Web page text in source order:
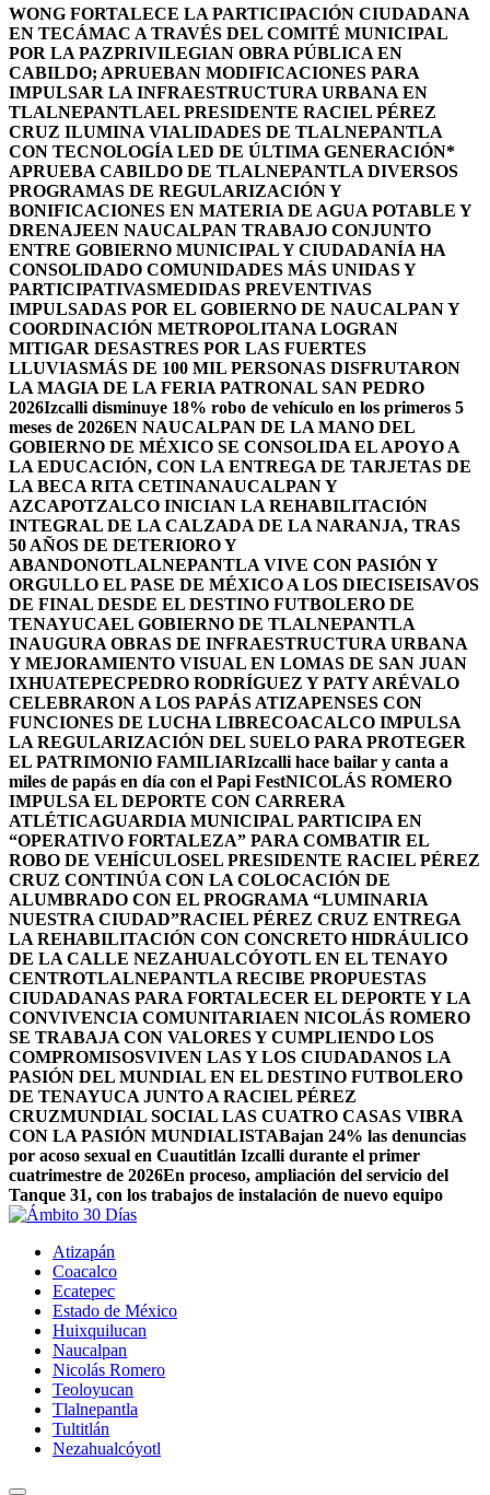
WONG FORTALECE LA PARTICIPACIÓN CIUDADANA
EN TECÁMAC A TRAVÉS DEL COMITÉ MUNICIPAL
POR LA PAZPRIVILEGIAN OBRA PÚBLICA EN
CABILDO; APRUEBAN MODIFICACIONES PARA
IMPULSAR LA INFRAESTRUCTURA URBANA EN
TLALNEPANTLAEL PRESIDENTE RACIEL PÉREZ
CRUZ ILUMINA VIALIDADES DE TLALNEPANTLA
CON TECNOLOGÍA LED DE ÚLTIMA GENERACIÓN*
APRUEBA CABILDO DE TLALNEPANTLA DIVERSOS
PROGRAMAS DE REGULARIZACIÓN Y
BONIFICACIONES EN MATERIA DE AGUA POTABLE Y
DRENAJEEN NAUCALPAN TRABAJO CONJUNTO
ENTRE GOBIERNO MUNICIPAL Y CIUDADANÍA HA
CONSOLIDADO COMUNIDADES MÁS UNIDAS Y
PARTICIPATIVASMEDIDAS PREVENTIVAS
IMPULSADAS POR EL GOBIERNO DE NAUCALPAN Y
COORDINACIÓN METROPOLITANA LOGRAN
MITIGAR DESASTRES POR LAS FUERTES
LLUVIASMÁS DE 100 MIL PERSONAS DISFRUTARON
LA MAGIA DE LA FERIA PATRONAL SAN PEDRO
2026Izcalli disminuye 18% robo de vehículo en los primeros 5
meses de 2026EN NAUCALPAN DE LA MANO DEL
GOBIERNO DE MÉXICO SE CONSOLIDA EL APOYO A
LA EDUCACIÓN, CON LA ENTREGA DE TARJETAS DE
LA BECA RITA CETINANAUCALPAN Y
AZCAPOTZALCO INICIAN LA REHABILITACIÓN
INTEGRAL DE LA CALZADA DE LA NARANJA, TRAS
50 AÑOS DE DETERIORO Y
ABANDONOTLALNEPANTLA VIVE CON PASIÓN Y
ORGULLO EL PASE DE MÉXICO A LOS DIECISEISAVOS
DE FINAL DESDE EL DESTINO FUTBOLERO DE
TENAYUCAEL GOBIERNO DE TLALNEPANTLA
INAUGURA OBRAS DE INFRAESTRUCTURA URBANA
Y MEJORAMIENTO VISUAL EN LOMAS DE SAN JUAN
IXHUATEPECPEDRO RODRÍGUEZ Y PATY ARÉVALO
CELEBRARON A LOS PAPÁS ATIZAPENSES CON
FUNCIONES DE LUCHA LIBRECOACALCO IMPULSA
LA REGULARIZACIÓN DEL SUELO PARA PROTEGER
EL PATRIMONIO FAMILIARIzcalli hace bailar y canta a
miles de papás en día con el Papi FestNICOLÁS ROMERO
IMPULSA EL DEPORTE CON CARRERA
ATLÉTICAGUARDIA MUNICIPAL PARTICIPA EN
“OPERATIVO FORTALEZA” PARA COMBATIR EL
ROBO DE VEHÍCULOSEL PRESIDENTE RACIEL PÉREZ
CRUZ CONTINÚA CON LA COLOCACIÓN DE
ALUMBRADO CON EL PROGRAMA “LUMINARIA
NUESTRA CIUDAD”RACIEL PÉREZ CRUZ ENTREGA
LA REHABILITACIÓN CON CONCRETO HIDRÁULICO
DE LA CALLE NEZAHUALCÓYOTL EN EL TENAYO
CENTROTLALNEPANTLA RECIBE PROPUESTAS
CIUDADANAS PARA FORTALECER EL DEPORTE Y LA
CONVIVENCIA COMUNITARIAEN NICOLÁS ROMERO
SE TRABAJA CON VALORES Y CUMPLIENDO LOS
COMPROMISOSVIVEN LAS Y LOS CIUDADANOS LA
PASIÓN DEL MUNDIAL EN EL DESTINO FUTBOLERO
DE TENAYUCA JUNTO A RACIEL PÉREZ
CRUZMUNDIAL SOCIAL LAS CUATRO CASAS VIBRA
CON LA PASIÓN MUNDIALISTABajan 24% las denuncias
por acoso sexual en Cuautitlán Izcalli durante el primer
cuatrimestre de 2026En proceso, ampliación del servicio del
Tanque 31, con los trabajos de instalación de nuevo equipo
Atizapán
Coacalco
Ecatepec
Estado de México
Huixquilucan
Naucalpan
Nicolás Romero
Teoloyucan
Tlalnepantla
Tultitlán
Nezahualcóyotl